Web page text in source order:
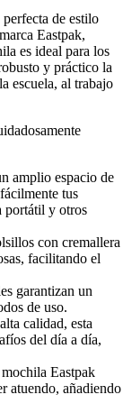
de estilo
Eastpak,
es ideal para los
y práctico la
escuela, al trabajo
amplio espacio de
tus
portátil y otros
con cremallera
facilitando el
garantizan un
de uso.
calidad, esta
del día a día,
Eastpak
atuendo, añadiendo